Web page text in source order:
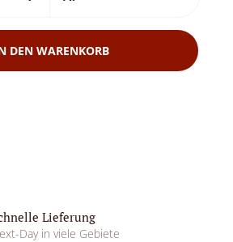
DEN WARENKORB
Lieferung
Day in viele Gebiete